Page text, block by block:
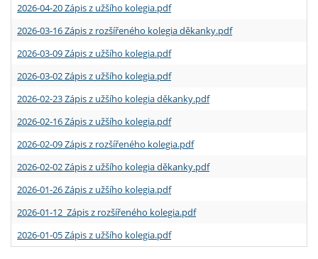
2026-04-20 Zápis z užšího kolegia.pdf
2026-03-16 Zápis z rozšířeného kolegia děkanky.pdf
2026-03-09 Zápis z užšího kolegia.pdf
2026-03-02 Zápis z užšího kolegia.pdf
2026-02-23 Zápis z užšího kolegia děkanky.pdf
2026-02-16 Zápis z užšího kolegia.pdf
2026-02-09 Zápis z rozšířeného kolegia.pdf
2026-02-02 Zápis z užšího kolegia děkanky.pdf
2026-01-26 Zápis z užšího kolegia.pdf
2026-01-12 Zápis z rozšířeného kolegia.pdf
2026-01-05 Zápis z užšího kolegia.pdf